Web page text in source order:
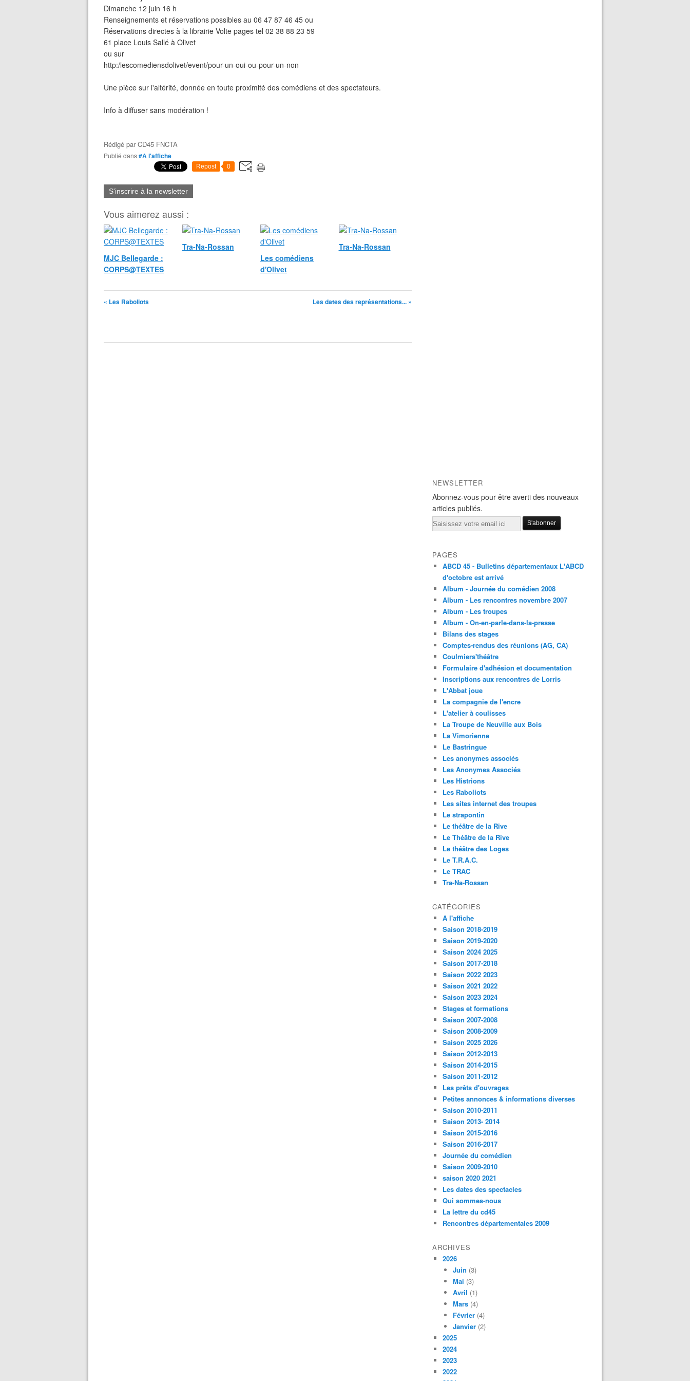
Dimanche 12 juin 16 h
Renseignements et réservations possibles au 06 47 87 46 45 ou
Réservations directes à la librairie Volte pages tel 02 38 88 23 59
61 place Louis Sallé à Olivet
ou sur
http:/lescomediensdolivet/event/pour-un-oui-ou-pour-un-non
Une pièce sur l'altérité, donnée en toute proximité des comédiens et des spectateurs.
Info à diffuser sans modération !
Rédigé parCD45 FNCTA
Publié dans#A l'affiche
Repost 0
S'inscrire à la newsletter
Vous aimerez aussi :
MJC Bellegarde :
CORPS@TEXTES
Tra-Na-Rossan
Les comédiens
d'Olivet
Tra-Na-Rossan
« Les Raboliots Les dates des représentations... »
NEWSLETTER
Abonnez-vous pour être averti des nouveaux
articles publiés.
Email
PAGES
ABCD 45 - Bulletins départementaux L'ABCD
d'octobre est arrivé
Album - Journée du comédien 2008
Album - Les rencontres novembre 2007
Album - Les troupes
Album - On-en-parle-dans-la-presse
Bilans des stages
Comptes-rendus des réunions (AG, CA)
Coulmiers'théâtre
Formulaire d'adhésion et documentation
Inscriptions aux rencontres de Lorris
L'Abbat joue
La compagnie de l'encre
L'atelier à coulisses
La Troupe de Neuville aux Bois
La Vimorienne
Le Bastringue
Les anonymes associés
Les Anonymes Associés
Les Histrions
Les Raboliots
Les sites internet des troupes
Le strapontin
Le théâtre de la Rive
Le Théâtre de la Rive
Le théâtre des Loges
Le T.R.A.C.
Le TRAC
Tra-Na-Rossan
CATÉGORIES
A l'affiche
Saison 2018-2019
Saison 2019-2020
Saison 2024 2025
Saison 2017-2018
Saison 2022 2023
Saison 2021 2022
Saison 2023 2024
Stages et formations
Saison 2007-2008
Saison 2008-2009
Saison 2025 2026
Saison 2012-2013
Saison 2014-2015
Saison 2011-2012
Les prêts d'ouvrages
Petites annonces & informations diverses
Saison 2010-2011
Saison 2013- 2014
Saison 2015-2016
Saison 2016-2017
Journée du comédien
Saison 2009-2010
saison 2020 2021
Les dates des spectacles
Qui sommes-nous
La lettre du cd45
Rencontres départementales 2009
ARCHIVES
2026
Juin (3)
Mai (3)
Avril (1)
Mars (4)
Février (4)
Janvier (2)
2025
2024
2023
2022